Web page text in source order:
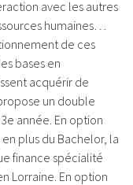
avec les autres
humaines…
de ces
bases en
acquérir de
un double
année. En option
plus du Bachelor, la
finance spécialité
Lorraine. En option